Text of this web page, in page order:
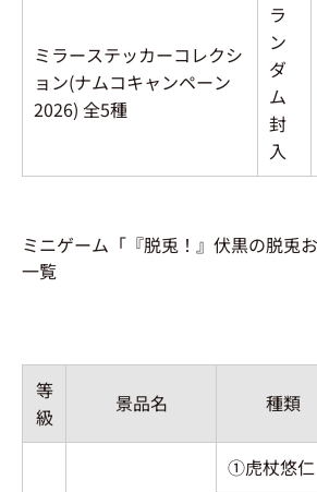
ミラーステッカーコレクシ
ョン(ナムコキャンペーン
2026) 全5種
ラ
ン
ダ
ム
封
入
ミニゲーム「『脱兎！』伏黒の脱兎
一覧
等
級
景品名 種類
①虎杖悠仁